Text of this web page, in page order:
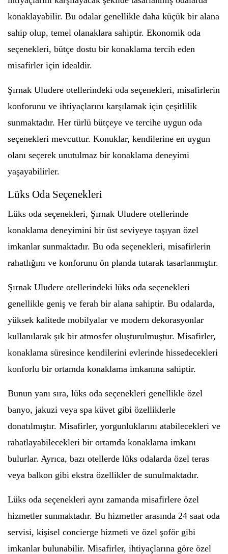
konaklayabilir. Bu odalar genellikle daha küçük bir alana
sahip olup, temel olanaklara sahiptir. Ekonomik oda
seçenekleri, bütçe dostu bir konaklama tercih eden
misafirler için idealdir.
Şırnak Uludere otellerindeki oda seçenekleri, misafirlerin
konforunu ve ihtiyaçlarını karşılamak için çeşitlilik
sunmaktadır. Her türlü bütçeye ve tercihe uygun oda
seçenekleri mevcuttur. Konuklar, kendilerine en uygun
olanı seçerek unutulmaz bir konaklama deneyimi
yaşayabilirler.
Lüks Oda Seçenekleri
Lüks oda seçenekleri, Şırnak Uludere otellerinde
konaklama deneyimini bir üst seviyeye taşıyan özel
imkanlar sunmaktadır. Bu oda seçenekleri, misafirlerin
rahatlığını ve konforunu ön planda tutarak tasarlanmıştır.
Şırnak Uludere otellerindeki lüks oda seçenekleri
genellikle geniş ve ferah bir alana sahiptir. Bu odalarda,
yüksek kalitede mobilyalar ve modern dekorasyonlar
kullanılarak şık bir atmosfer oluşturulmuştur. Misafirler,
konaklama süresince kendilerini evlerinde hissedecekleri
konforlu bir ortamda konaklama imkanına sahiptir.
Bunun yanı sıra, lüks oda seçenekleri genellikle özel
banyo, jakuzi veya spa küvet gibi özelliklerle
donatılmıştır. Misafirler, yorgunluklarını atabilecekleri ve
rahatlayabilecekleri bir ortamda konaklama imkanı
bulurlar. Ayrıca, bazı otellerde lüks odalarda özel teras
veya balkon gibi ekstra özellikler de sunulmaktadır.
Lüks oda seçenekleri aynı zamanda misafirlere özel
hizmetler sunmaktadır. Bu hizmetler arasında 24 saat oda
servisi, kişisel concierge hizmeti ve özel şoför gibi
imkanlar bulunabilir. Misafirler, ihtiyaçlarına göre özel